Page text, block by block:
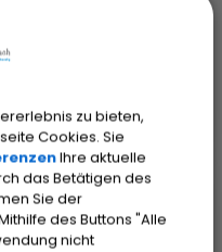
zu bieten,
Cookies. Sie
Ihre aktuelle
das Betätigen des
Sie der
des Buttons "Alle
nicht